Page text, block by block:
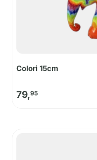
Colori 15cm
79,95